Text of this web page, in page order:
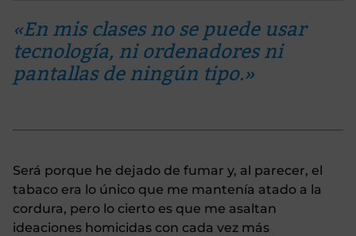
«En mis clases no se puede usar
tecnología, ni ordenadores ni
pantallas de ningún tipo.»
Será porque he dejado de fumar y, al parecer, el
tabaco era lo único que me mantenía atado a la
cordura, pero lo cierto es que me asaltan
ideaciones homicidas con cada vez más